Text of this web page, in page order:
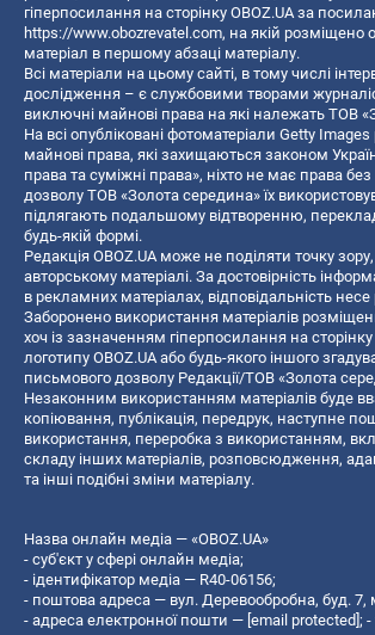
гіперпосилання на сторінку OBOZ.UA за
https://www.obozrevatel.com, на якій розміщено
матеріал в першому абзаці матеріалу.
Всі матеріали на цьому сайті, в тому числі
дослідження – є службовими творами
виключні майнові права на які належать ТОВ
На всі опубліковані фотоматеріали Getty
майнові права, які захищаються законом
права та суміжні права», ніхто не має права
дозволу ТОВ «Золота середина» їх
підлягають подальшому відтворенню,
будь-якій формі.
Редакція OBOZ.UA може не поділяти точку
авторському матеріалі. За достовірність
в рекламних матеріалах, відповідальність
Заборонено використання матеріалів
хоч із зазначенням гіперпосилання на сторінку
логотипу OBOZ.UA або будь-якого іншого
письмового дозволу Редакції/ТОВ «Золота
Незаконним використанням матеріалів буде
копiювання, публiкацiя, передрук, наступне
використання, переробка з використанням,
складу інших матеріалів, розповсюдження,
та інші подібні зміни матеріалу.
Назва онлайн медіа — «OBOZ.UA»
- суб'єкт у сфері онлайн медіа;
- ідентифікатор медіа — R40-06156;
- поштова адреса — вул. Деревообробна, буд. 7,
- адреса електронної пошти — [email protected];